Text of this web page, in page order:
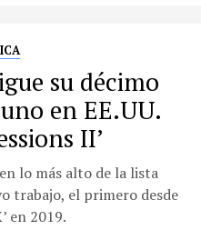
su décimo
en EE.UU.
II’
lo más alto de la lista
trabajo, el primero desde
en 2019.